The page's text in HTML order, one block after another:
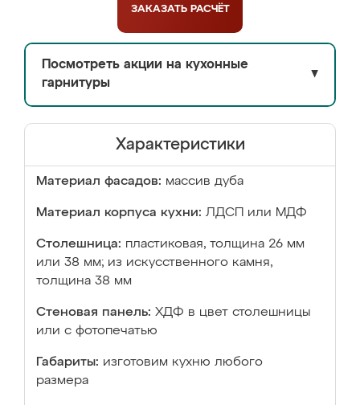
ЗАКАЗАТЬ РАСЧЁТ
Посмотреть акции на кухонные
гарнитуры
▼
Характеристики
Материал фасадов: массив дуба
Материал корпуса кухни: ЛДСП или МДФ
Столешница: пластиковая, толщина 26 мм
или 38 мм; из искусственного камня,
толщина 38 мм
Стеновая панель: ХДФ в цвет столешницы
или с фотопечатью
Габариты: изготовим кухню любого
размера